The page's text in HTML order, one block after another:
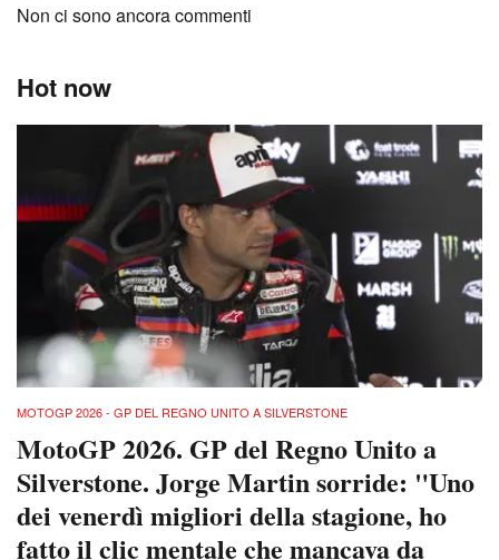
Non ci sono ancora commenti
Hot now
MOTOGP 2026 - GP DEL REGNO UNITO A SILVERSTONE
MotoGP 2026. GP del Regno Unito a
Silverstone. Jorge Martin sorride: "Uno
dei venerdì migliori della stagione, ho
fatto il clic mentale che mancava da